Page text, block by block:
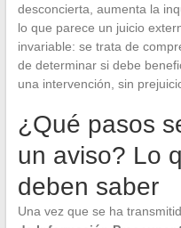
desconcierta, aumenta la
lo que parece un juicio
invariable: se trata de
de determinar si debe
una intervención, sin
¿Qué pasos
un aviso? Lo
deben saber
Una vez que se ha